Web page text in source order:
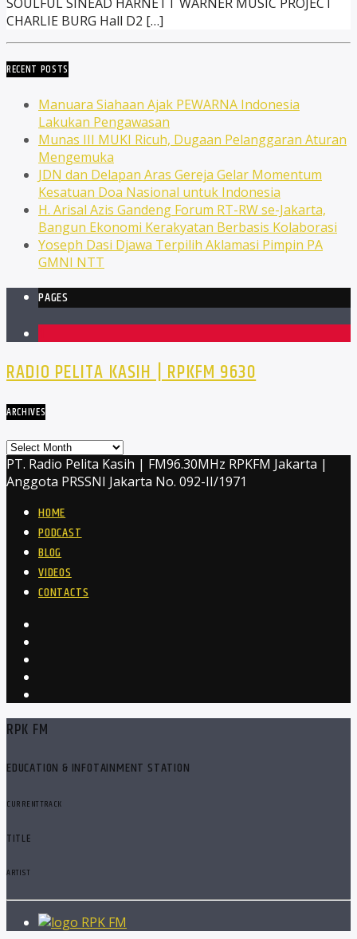
CHARLIE BURG Hall D2 […]
RECENT POSTS
Manuara Siahaan Ajak PEWARNA Indonesia
Lakukan Pengawasan
Munas III MUKI Ricuh, Dugaan Pelanggaran Aturan
Mengemuka
JDN dan Delapan Aras Gereja Gelar Momentum
Kesatuan Doa Nasional untuk Indonesia
H. Arisal Azis Gandeng Forum RT-RW se-Jakarta,
Bangun Ekonomi Kerakyatan Berbasis Kolaborasi
Yoseph Dasi Djawa Terpilih Aklamasi Pimpin PA
GMNI NTT
PAGES
RADIO PELITA KASIH | RPKFM 9630
ARCHIVES
Archives
PT. Radio Pelita Kasih | FM96.30MHz RPKFM Jakarta |
Anggota PRSSNI Jakarta No. 092-II/1971
HOME
PODCAST
BLOG
VIDEOS
CONTACTS
RPK FM
EDUCATION & INFOTAINMENT STATION
CURRENT TRACK
TITLE
ARTIST
RPK FM